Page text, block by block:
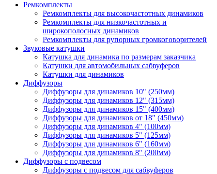
Ремкомплекты
Ремкомплекты для высокочастотных динамиков
Ремкомплекты для низкочастотных и
широкополосных динамиков
Ремкомплекты для рупорных громкоговорителей
Звуковые катушки
Катушка для динамика по размерам заказчика
Катушки для автомобильных сабвуферов
Катушки для динамиков
Диффузоры
Диффузоры для динамиков 10" (250мм)
Диффузоры для динамиков 12" (315мм)
Диффузоры для динамиков 15" (400мм)
Диффузоры для динамиков от 18" (450мм)
Диффузоры для динамиков 4" (100мм)
Диффузоры для динамиков 5" (125мм)
Диффузоры для динамиков 6" (160мм)
Диффузоры для динамиков 8" (200мм)
Диффузоры с подвесом
Диффузоры с подвесом для сабвуферов